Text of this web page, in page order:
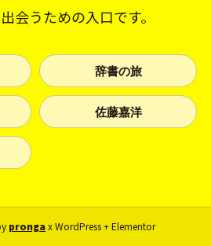
会うための入口です。
辞書の旅
佐藤嘉洋
prongax WordPress + Elementor